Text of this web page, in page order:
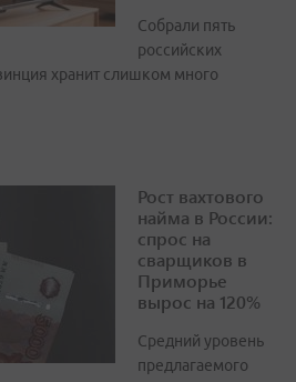
Собрали пять
российских
хранит слишком много
Рост вахтового
найма в России:
спрос на
сварщиков в
Приморье
вырос на 120%
Средний уровень
предлагаемого